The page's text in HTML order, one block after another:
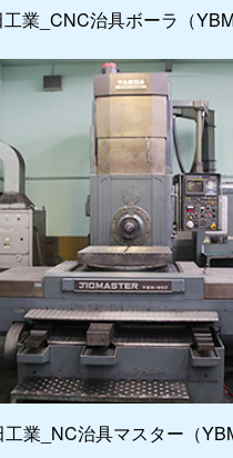
業_CNC治具ボーラ（
業_NC治具マスター（